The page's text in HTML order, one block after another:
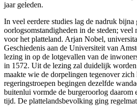
jaar geleden.
In veel eerdere studies lag de nadruk bijna
oorlogsomstandigheden in de steden; veel
voor het platteland. Arjan Nobel,
Geschiedenis aan de Universiteit van
lezing in op de lotgevallen van de
in 1572. Uit de lezing zal duidelijk
maakte wie de dorpelingen tegenover zich
regeringstroepen begingen dezelfde
buitenlui vormde de burgeroorlog daarom
tijd. De plattelandsbevolking ging